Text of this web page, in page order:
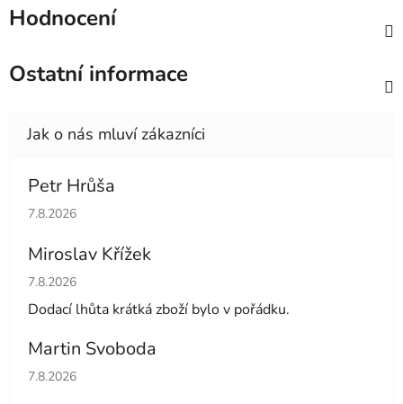
Hodnocení
Ostatní informace
Petr Hrůša
Hodnocení obchodu je 5 z 5 hvězdiček.
7.8.2026
Miroslav Křížek
Hodnocení obchodu je 5 z 5 hvězdiček.
7.8.2026
Dodací lhůta krátká zboží bylo v pořádku.
Martin Svoboda
Hodnocení obchodu je 5 z 5 hvězdiček.
7.8.2026